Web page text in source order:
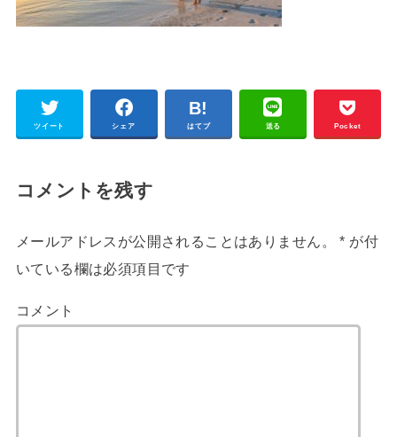
ツイート シェア はてブ 送る Pocket
コメントを残す
メールアドレスが公開されることはありません。 * が付
いている欄は必須項目です
コメント